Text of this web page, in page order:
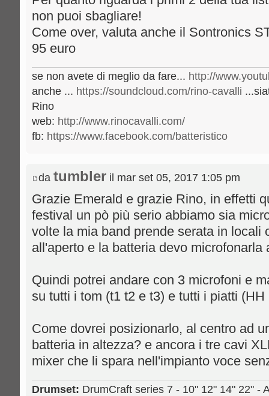
non puoi sbagliare!
Come over, valuta anche il Sontronics
95 euro
se non avete di meglio da fare... http://
anche ... https://soundcloud.com/rino-cavalli
Rino
web: http://www.rinocavalli.com/
fb: https://www.facebook.com/batteristico
da tumbler il mar set 05, 2017 1:05 pm
Grazie Emerald e grazie Rino, in effetti
festival un pò più serio abbiamo sia
volte la mia band prende serata in locali
all'aperto e la batteria devo microfonarla
Quindi potrei andare con 3 microfoni e
su tutti i tom (t1 t2 e t3) e tutti i piatti
Come dovrei posizionarlo, al centro ad
batteria in altezza? e ancora i tre cavi
mixer che li spara nell'impianto voce
Drumset: DrumCraft series 7 - 10" 12" 14" 22" -